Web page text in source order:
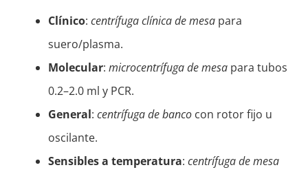
Clínico: centrífuga clínica de mesa para
suero/plasma.
Molecular: microcentrífuga de mesa para tubos
0.2–2.0 ml y PCR.
General: centrífuga de banco con rotor fijo u
oscilante.
Sensibles a temperatura: centrífuga de mesa